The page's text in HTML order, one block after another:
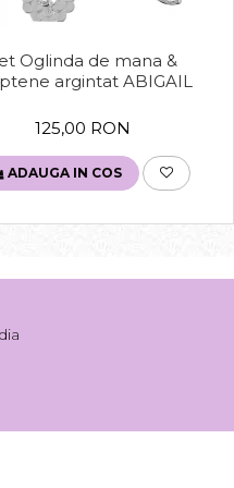
Oglinda de mana &
argintat ABIGAIL
125,00 RON
ADAUGA IN COS